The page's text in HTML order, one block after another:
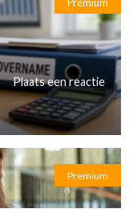
Premium
Plaats een reactie
Premium